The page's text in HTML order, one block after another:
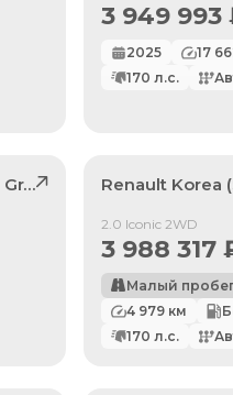
3 949 993
2025 17
170 л.с.
Grand Koleos , лот
Renault Korea
Продан
2.0 Iconic 2WD
3 988 317
Малый
4 979км
170 л.с.